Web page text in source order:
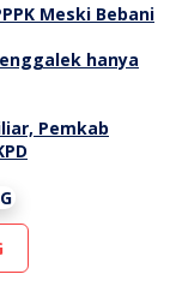
Meski Bebani
Pemkab